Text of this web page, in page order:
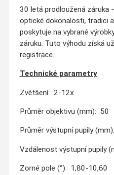
30 letá prodloužená záruka
optické dokonalosti, tradici
poskytuje na vybrané
záruku. Tuto výhodu získá
registrace.
Technické parametry
Zvětšení: 2-12x
Průměr objektivu (mm): 50
Průměr výstupní pupily
Vzdálenost výstupní pupily
Zorné pole (°): 1,80-10,60